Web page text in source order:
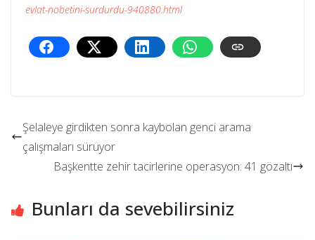
evlat-nobetini-surdurdu-940880.html
Şelaleye girdikten sonra kaybolan genci arama
çalışmaları sürüyor
Başkentte zehir tacirlerine operasyon: 41 gözaltı
Bunları da sevebilirsiniz